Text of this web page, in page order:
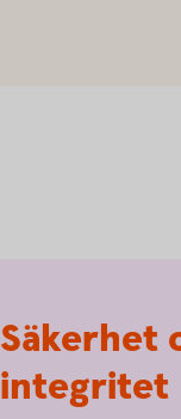
Säkerhet
integritet